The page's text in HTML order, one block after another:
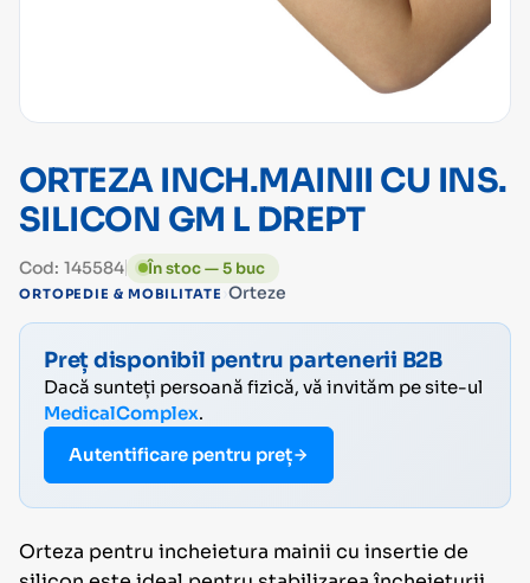
ORTEZA INCH.MAINII CU INS.
SILICON GM L DREPT
Cod: 145584 În stoc — 5 buc
ORTOPEDIE & MOBILITATE Orteze
Preț disponibil pentru partenerii B2B
Dacă sunteți persoană fizică, vă invităm pe site-ul
MedicalComplex.
Autentificare pentru preț
Orteza pentru incheietura mainii cu insertie de